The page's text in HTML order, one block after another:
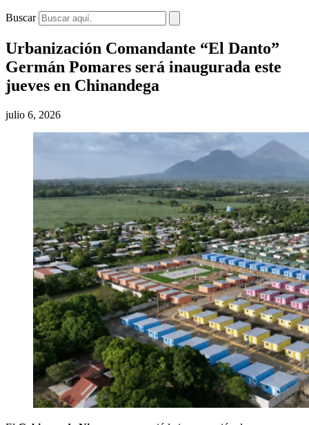
Buscar
Urbanización Comandante “El Danto”
Germán Pomares será inaugurada este
jueves en Chinandega
julio 6, 2026